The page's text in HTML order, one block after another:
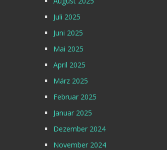
Juli 2025
Juni 2025
Mai 2025
April 2025
März 2025
Februar 2025
Januar 2025
Dezember 2024
November 2024